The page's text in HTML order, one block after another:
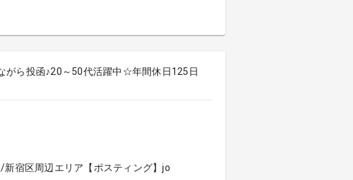
がら投函♪20～50代活躍中☆年間休日125日
宿区周辺エリア【ポスティング】jo